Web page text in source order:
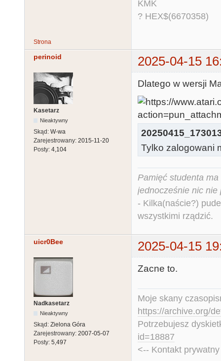
KMK
? HEX$(6670358)
Strona
perinoid 2025-04-15
Kasetarz
Nieaktywny
Skąd: W-wa
Zarejestrowany: 2015-11-20
Posty: 4,104
Dlatego w wersji
Tylko zalogowani
Pamięć studenta
jednocześnie nic nie
- Kilka(naście?)
wszystkimi rządzić.
uicr0Bee 2025-04-15
Nadkasetarz
Nieaktywny
Skąd: Zielona Góra
Zarejestrowany: 2007-05-07
Posty: 5,497
Zacne to.
Moje skany
https://archive.org/
Potrzebujesz
id=18887
<-- Kontakt